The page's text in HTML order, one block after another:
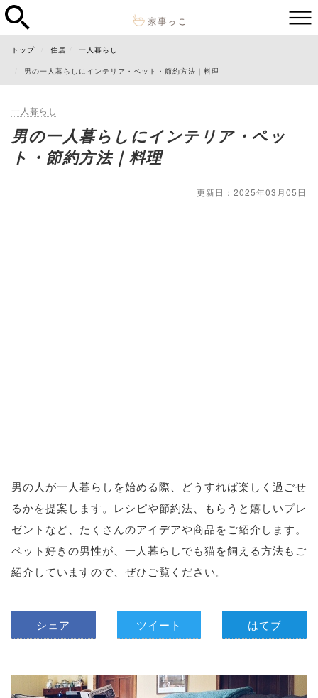
トップ 住居 一人暮らし
男の一人暮らしにインテリア・ペット・節約方法｜料理
一人暮らし
男の一人暮らしにインテリア・ペッ
ト・節約方法｜料理
更新日：2025年03月05日
男の人が一人暮らしを始める際、どうすれば楽しく過ごせ
るかを提案します。レシピや節約法、もらうと嬉しいプレ
ゼントなど、たくさんのアイデアや商品をご紹介します。
ペット好きの男性が、一人暮らしでも猫を飼える方法もご
紹介していますので、ぜひご覧ください。
シェア ツイート はてブ